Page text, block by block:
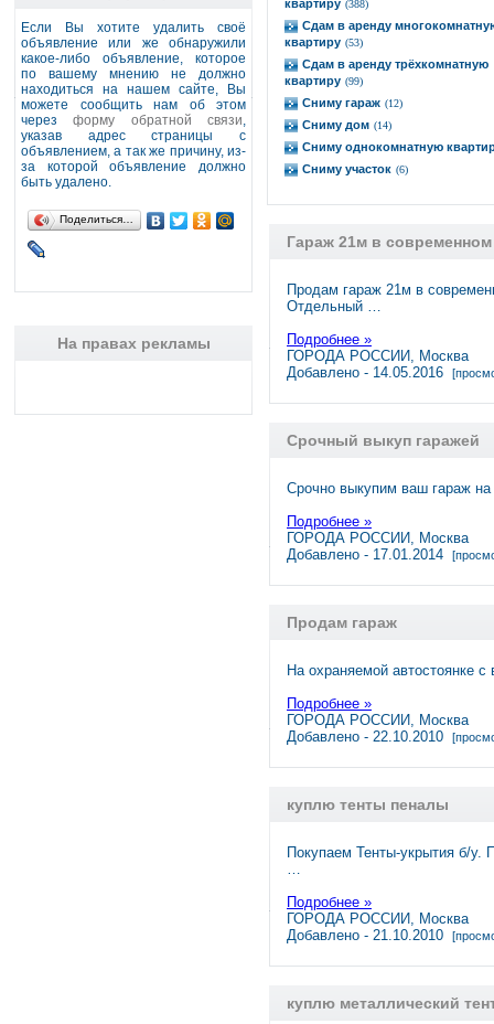
Если Вы хотите удалить своё
объявление или же обнаружили
какое-либо объявление, которое
по вашему мнению не должно
находиться на нашем сайте, Вы
можете сообщить нам об этом
черезформу обратной связи,
указав адрес страницы с
объявлением, а так же причину, из-
за которой объявление должно
быть удалено.
Поделиться…
На правах рекламы
квартиру (388)
Сдам в аренду
квартиру (53)
Сдам в аренду трёхкомнатную
квартиру (99)
Сниму гараж (12)
Сниму дом (14)
Сниму однокомнатную
Сниму участок (6)
Гараж 21м в
Продам гараж 21м в
Отдельный …
Подробнее »
ГОРОДА РОССИИ, Москва
Добавлено - 14.05.2016
Срочный выкуп гаражей
Срочно выкупим ваш гараж
Подробнее »
ГОРОДА РОССИИ, Москва
Добавлено - 17.01.2014
Продам гараж
На охраняемой автостоянке
Подробнее »
ГОРОДА РОССИИ, Москва
Добавлено - 22.10.2010
куплю тенты пеналы
Покупаем Тенты-укрытия б/у.
…
Подробнее »
ГОРОДА РОССИИ, Москва
Добавлено - 21.10.2010
куплю металлический